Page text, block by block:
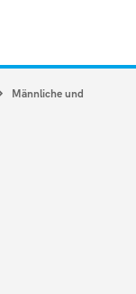
Männliche und